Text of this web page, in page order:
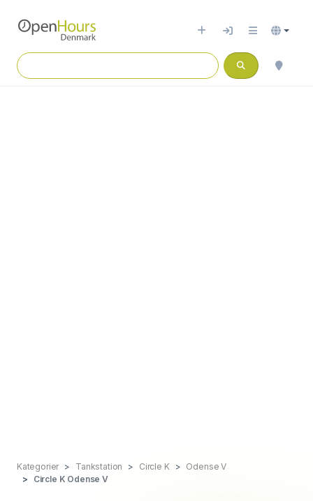
Kategorier Tankstation Circle K
Odense V
Circle K Odense V